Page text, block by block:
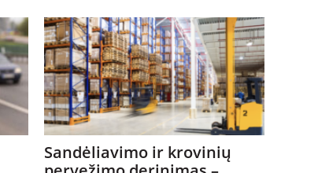
Sandėliavimo ir krovinių